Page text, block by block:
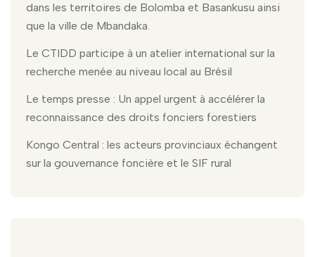
dans les territoires de Bolomba et Basankusu ainsi
que la ville de Mbandaka.
Le CTIDD participe à un atelier international sur la
recherche menée au niveau local au Brésil
Le temps presse : Un appel urgent à accélérer la
reconnaissance des droits fonciers forestiers
Kongo Central : les acteurs provinciaux échangent
sur la gouvernance foncière et le SIF rural